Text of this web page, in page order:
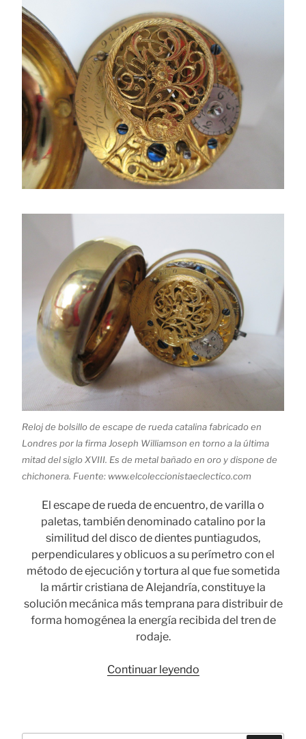
Reloj de bolsillo de escape de rueda catalina fabricado en
Londres por la firma Joseph Williamson en torno a la última
mitad del siglo XVIII. Es de metal bañado en oro y dispone de
chichonera. Fuente: www.elcoleccionistaeclectico.com
El escape de rueda de encuentro, de varilla o
paletas, también denominado catalino por la
similitud del disco de dientes puntiagudos,
perpendiculares y oblicuos a su perímetro con el
método de ejecución y tortura al que fue sometida
la mártir cristiana de Alejandría, constituye la
solución mecánica más temprana para distribuir de
forma homogénea la energía recibida del tren de
rodaje.
Continuar leyendo«Catalinos:
los